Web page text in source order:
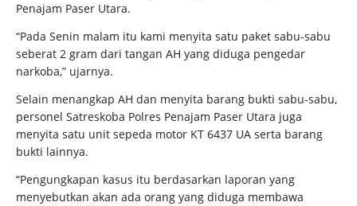
Penajam Paser Utara.
“Pada Senin malam itu kami menyita satu paket sabu-sabu
seberat 2 gram dari tangan AH yang diduga pengedar
narkoba,” ujarnya.
Selain menangkap AH dan menyita barang bukti sabu-sabu,
personel Satreskoba Polres Penajam Paser Utara juga
menyita satu unit sepeda motor KT 6437 UA serta barang
bukti lainnya.
“Pengungkapan kasus itu berdasarkan laporan yang
menyebutkan akan ada orang yang diduga membawa